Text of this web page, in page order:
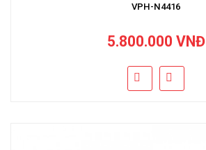
VPH-N4416
5.800.000 VNĐ